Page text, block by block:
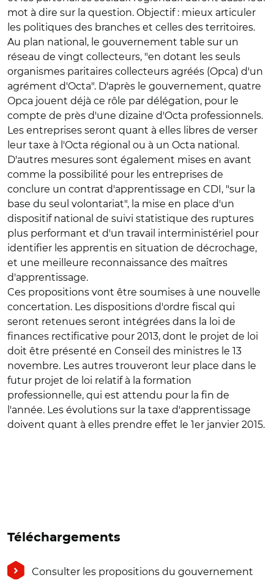
mot à dire sur la question. Objectif : mieux articuler
les politiques des branches et celles des territoires.
Au plan national, le gouvernement table sur un
réseau de vingt collecteurs, "en dotant les seuls
organismes paritaires collecteurs agréés (Opca) d'un
agrément d'Octa". D'après le gouvernement, quatre
Opca jouent déjà ce rôle par délégation, pour le
compte de près d'une dizaine d'Octa professionnels.
Les entreprises seront quant à elles libres de verser
leur taxe à l'Octa régional ou à un Octa national.
D'autres mesures sont également mises en avant
comme la possibilité pour les entreprises de
conclure un contrat d'apprentissage en CDI, "sur la
base du seul volontariat", la mise en place d'un
dispositif national de suivi statistique des ruptures
plus performant et d'un travail interministériel pour
identifier les apprentis en situation de décrochage,
et une meilleure reconnaissance des maîtres
d'apprentissage.
Ces propositions vont être soumises à une nouvelle
concertation. Les dispositions d'ordre fiscal qui
seront retenues seront intégrées dans la loi de
finances rectificative pour 2013, dont le projet de loi
doit être présenté en Conseil des ministres le 13
novembre. Les autres trouveront leur place dans le
futur projet de loi relatif à la formation
professionnelle, qui est attendu pour la fin de
l'année. Les évolutions sur la taxe d'apprentissage
doivent quant à elles prendre effet le 1er janvier 2015.
Téléchargements
Consulter les propositions du gouvernement